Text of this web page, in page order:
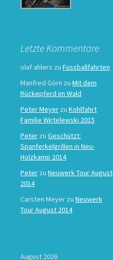
Letzte Kommentare
olaf ahlers zu Fussballfahrten
Manfred Görn zu Mit dem
Rückepferd im Wald
Peter Meyer zu Kohlfahrt
Familie Wirtelewski 2015
Peter zu Geschützt:
Spanferkelgrillen in Neu-
Holzkamp 2014
Peter zu Neuwerk Tour August
2014
Carsten Meyer zu Neuwerk
Tour August 2014
August 2026